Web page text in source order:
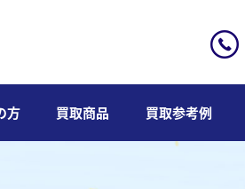
方 買取商品 買取参考例